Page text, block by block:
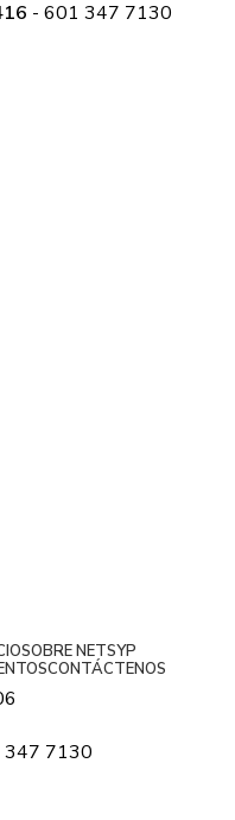
- 601 347 7130
SOBRE NETSYP
CONTÁCTENOS
7130